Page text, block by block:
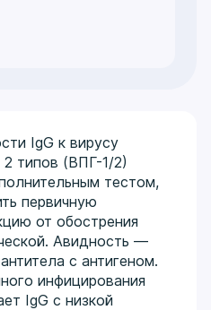
IgG к вирусу
2 типов (ВПГ-1/2)
тестом,
первичную
от обострения
Авидность —
с антигеном.
инфицирования
IgG с низкой